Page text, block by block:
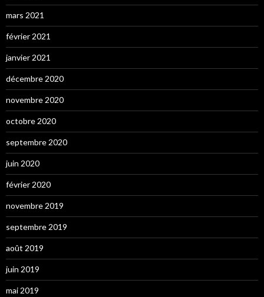
mars 2021
février 2021
janvier 2021
décembre 2020
novembre 2020
octobre 2020
septembre 2020
juin 2020
février 2020
novembre 2019
septembre 2019
août 2019
juin 2019
mai 2019